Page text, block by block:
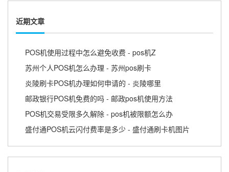
近期文章
POS机使用过程中怎么避免收费 - pos机Z
苏州个人POS机怎么办理 - 苏州pos刷卡
炎陵刷卡POS机办理如何申请的 - 炎陵哪里
邮政银行POS机免费的吗 - 邮政pos机使用方法
POS机交易受限多久解除 - pos机被限额怎么办
盛付通POS机云闪付费率是多少 - 盛付通刷卡机图片